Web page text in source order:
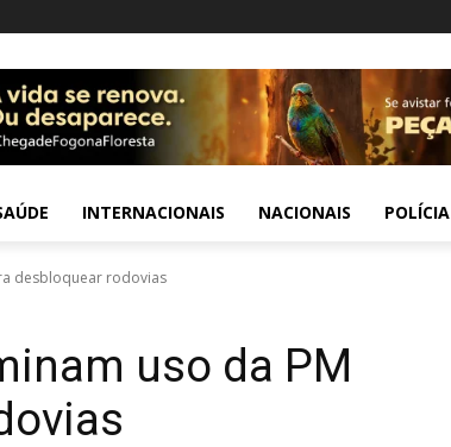
INTERNACIONAIS NACIONAIS POLÍCIA
desbloquear rodovias
uso da PM